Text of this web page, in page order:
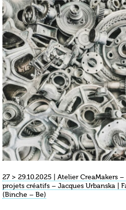
27 > 29.10.2025 | Atelier CreaMakers
projets créatifs – Jacques Urbanska |
(Binche – Be)